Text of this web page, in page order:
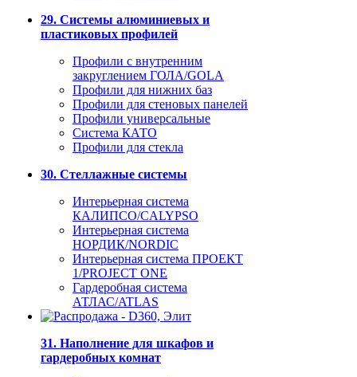
29. Системы алюминиевых и
пластиковых профилей
Профили с внутренним
закруглением ГОЛА/GOLA
Профили для нижних баз
Профили для стеновых панелей
Профили универсальные
Система КАТО
Профили для стекла
30. Стеллажные системы
Интерьерная система
КАЛИПСО/CALYPSO
Интерьерная система
НОРДИК/NORDIC
Интерьерная система ПРОЕКТ
1/PROJECT ONE
Гардеробная система
АТЛАС/ATLAS
31. Наполнение для шкафов и
гардеробных комнат